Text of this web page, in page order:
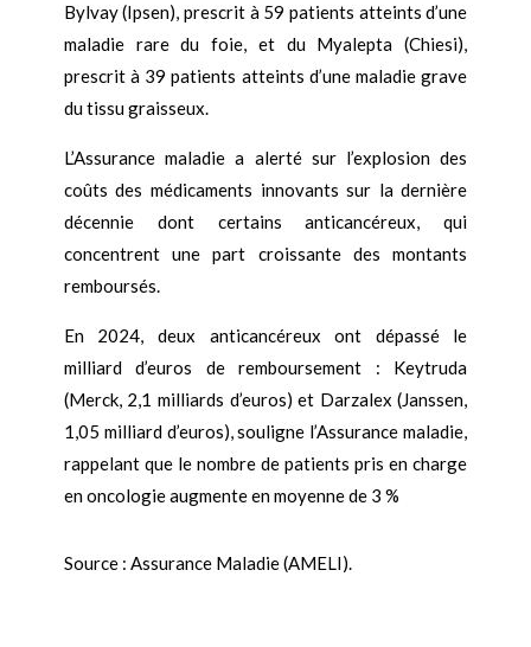
Bylvay (Ipsen), prescrit à 59 patients atteints d’une
maladie rare du foie, et du Myalepta (Chiesi),
prescrit à 39 patients atteints d’une maladie grave
du tissu graisseux.
L’Assurance maladie a alerté sur l’explosion des
coûts des médicaments innovants sur la dernière
décennie dont certains anticancéreux, qui
concentrent une part croissante des montants
remboursés.
En 2024, deux anticancéreux ont dépassé le
milliard d’euros de remboursement : Keytruda
(Merck, 2,1 milliards d’euros) et Darzalex (Janssen,
1,05 milliard d’euros), souligne l’Assurance maladie,
rappelant que le nombre de patients pris en charge
en oncologie augmente en moyenne de 3 %
Source : Assurance Maladie (AMELI).